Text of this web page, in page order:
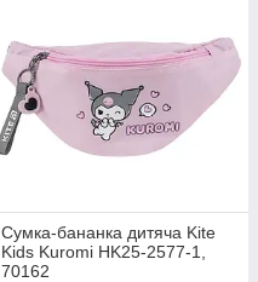
Сумка-бананка дитяча Kite
Kids Kuromi HK25-2577-1,
70162